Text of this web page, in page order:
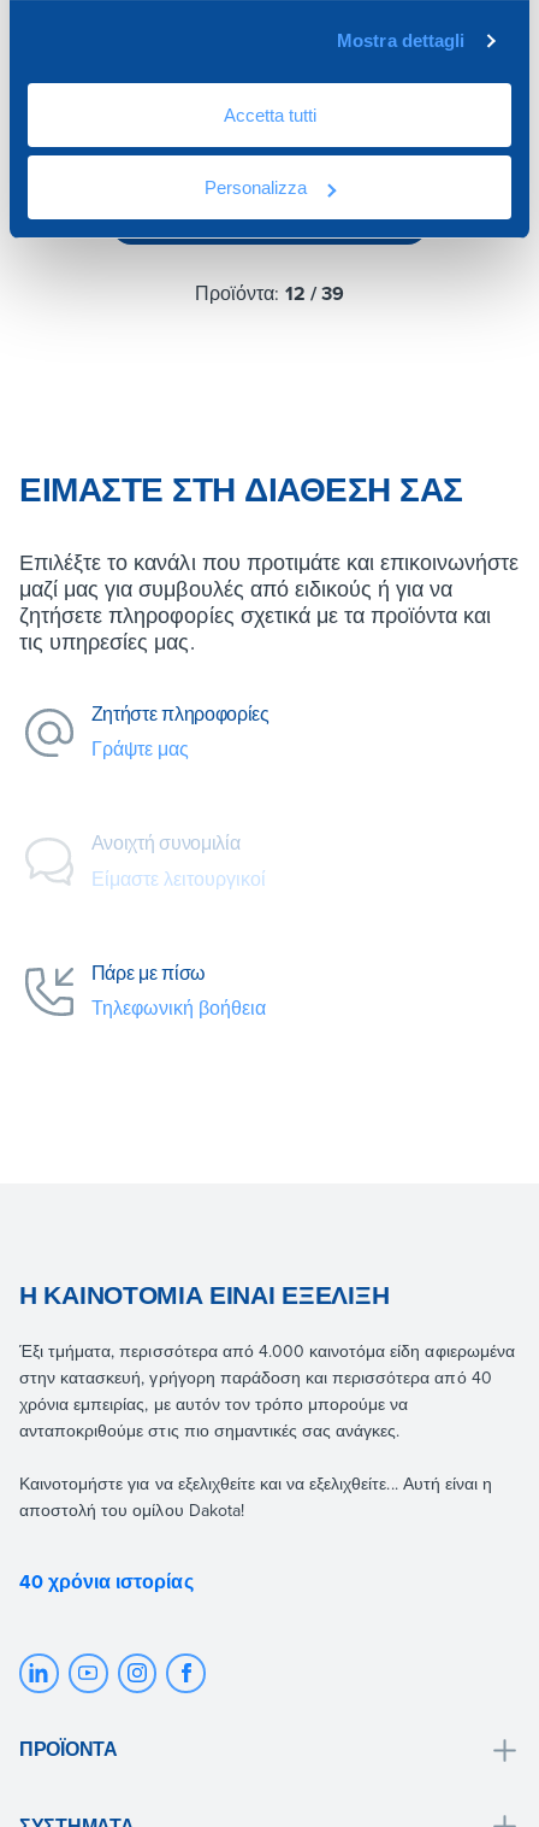
Mostra dettagli
Accetta tutti
Personalizza
Κανάλι αποστράγγισης
Φόρτωση περισσότερων προϊόντων
Προϊόντα: 12 /39
ΕΊΜΑΣΤΕ ΣΤΗ ΔΙΆΘΕΣΉ ΣΑΣ
Επιλέξτε το κανάλι που προτιμάτε και επικοινωνήστε
μαζί μας για συμβουλές από ειδικούς ή για να
ζητήσετε πληροφορίες σχετικά με τα προϊόντα και
τις υπηρεσίες μας.
Ζητήστε πληροφορίες
Γράψτε μας
Ανοιχτή συνομιλία
Είμαστε λειτουργικοί
Πάρε με πίσω
Τηλεφωνική βοήθεια
Η ΚΑΙΝΟΤΟΜΊΑ ΕΊΝΑΙ ΕΞΈΛΙΞΗ
Έξι τμήματα, περισσότερα από 4.000 καινοτόμα είδη αφιερωμένα
στην κατασκευή, γρήγορη παράδοση και περισσότερα από 40
χρόνια εμπειρίας, με αυτόν τον τρόπο μπορούμε να
ανταποκριθούμε στις πιο σημαντικές σας ανάγκες.
Καινοτομήστε για να εξελιχθείτε και να εξελιχθείτε... Αυτή είναι η
αποστολή του ομίλου Dakota!
40 χρόνια ιστορίας
ΠΡΟΪΌΝΤΑ